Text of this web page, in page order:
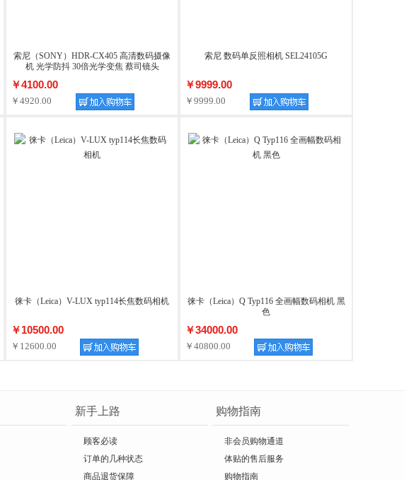
索尼（SONY）HDR-CX405 高清数码摄像
机 光学防抖 30倍光学变焦 蔡司镜头
￥4100.00
￥4920.00
索尼 数码单反照相机 SEL24105G
￥9999.00
￥9999.00
徕卡（Leica）V-LUX typ114长焦数码相机
￥10500.00
￥12600.00
徕卡（Leica）Q Typ116 全画幅数码相机 黑
色
￥34000.00
￥40800.00
新手上路
顾客必读
订单的几种状态
商品退货保障
购物指南
非会员购物通道
体贴的售后服务
购物指南